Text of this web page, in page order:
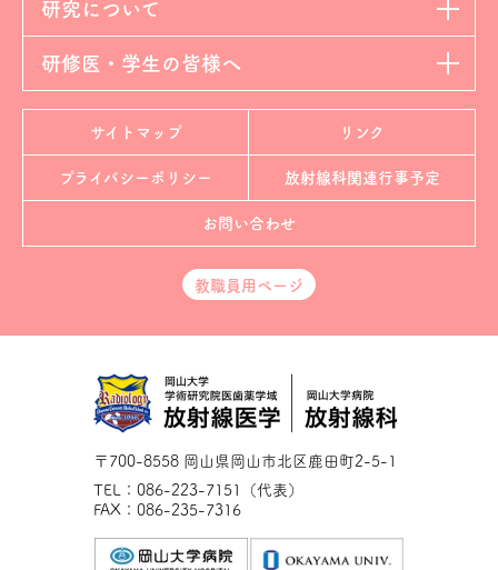
研究について
研修医・学生の皆様へ
〒700-8558 岡山県岡山市北区鹿田町2-5-1
TEL：086-223-7151（代表）
FAX：086-235-7316
サイトマップ リンク
プライバシーポリシー 放射線科関連行事予定
お問い合わせ
教職員用ページ